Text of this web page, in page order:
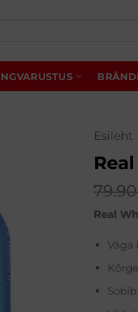
Esileht
Real
Väga